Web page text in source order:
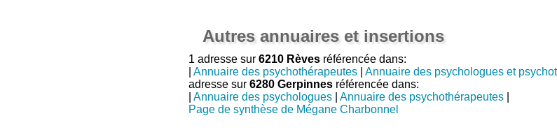
Autres annuaires et insertions
1 adresse sur 6210 Rèvesréférencée dans:
Annuaire des psychothérapeutes| Annuaire des psychologues et
adresse sur 6280 Gerpinnesréférencée dans:
Annuaire des psychologues| Annuaire des psychothérapeutes|
Page de synthèse de Mégane Charbonnel